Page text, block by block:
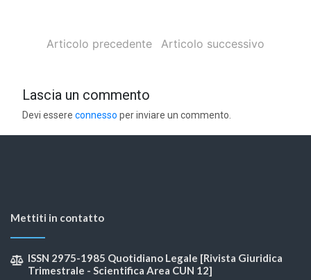
Articolo precedente Articolo successivo
Lascia un commento
Devi essereconnesso per inviare un commento.
Mettiti in contatto
ISSN 2975-1985 Quotidiano Legale [Rivista Giuridica
Trimestrale - Scientifica Area CUN 12]